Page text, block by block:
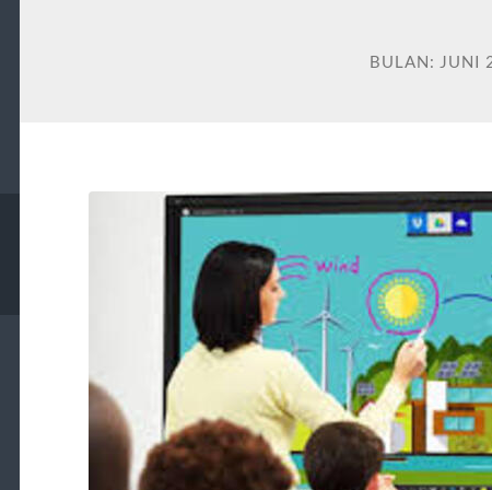
BULAN: JUNI